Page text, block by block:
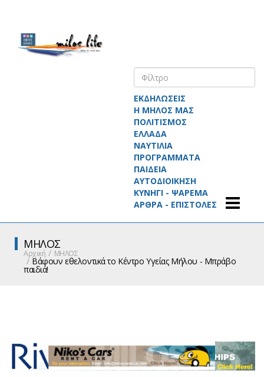
ΕΚΔΗΛΩΣΕΙΣ
Η ΜΗΛΟΣ ΜΑΣ
ΠΟΛΙΤΙΣΜΟΣ
ΕΛΛΑΔΑ
ΝΑΥΤΙΛΙΑ
ΠΡΟΓΡΑΜΜΑΤΑ
ΠΑΙΔΕΙΑ
ΑΥΤΟΔΙΟΙΚΗΣΗ
ΚΥΝΗΓΙ - ΨΑΡΕΜΑ
ΑΡΘΡΑ - ΕΠΙΣΤΟΛΕΣ
ΜΗΛΟΣ
Αρχική ΜΗΛΟΣ
Βάφουν εθελοντικά το Κέντρο Υγείας Μήλου - Μπράβο
παιδιά!